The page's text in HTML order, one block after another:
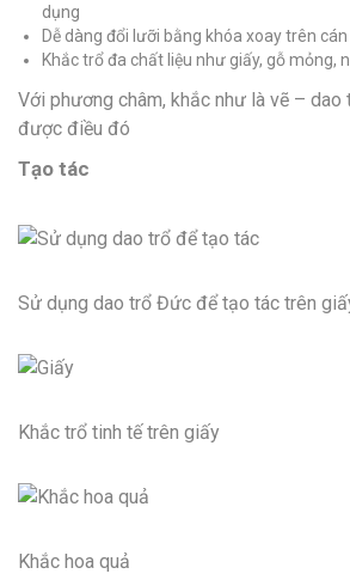
dụng
Dễ dàng đổi lưỡi bằng khóa xoay trên
Khắc trổ đa chất liệu như giấy, gỗ mỏng,
Với phương châm, khắc như là vẽ –
được điều đó
Tạo tác
Sử dụng dao trổ Đức để tạo tác trên
Khắc trổ tinh tế trên giấy
Khắc hoa quả